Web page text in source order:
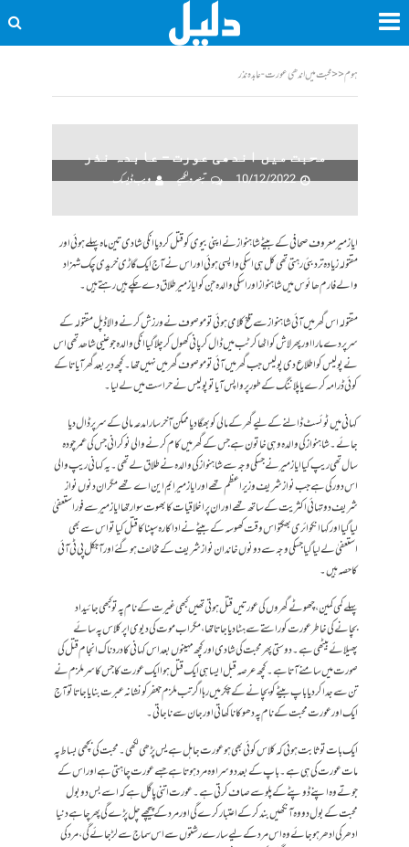
ہوم<<محبت میں اندھی عورت - عابدہ نذر
محبت میں اندھی عورت – عابدہ نذر
10/12/2022
تبصرہ لکھیے ویب ڈیسک
ایاز میر معروف صحافی کے بیٹے شاہنواز نے اپنی بیوی کو قتل کر دیاانکی شادی تین ماہ پہلے ہوئی اور
مقتولہ زیادہ تر دبئی رہتی تھی کل ہی اسکی واپسی ہوئی اور اس نے آج ایک گاڑی خریدی چک شہزاد
والے فارم ھائوس میں شاہنواز اور اسکی والدہ جن کو ایاز میر طلاق دے چکے ہیں رہتے ہیں۔
مقتولہ اس گھر میں آئی شاہنواز سے تلخ کلامی ہوئی تو موصوف نے ورزش کرنے والا ڈپل مقتولہ کے
سر پر دے مارا اور پھر لاش کو اٹھا کر ٹب میں ڈال کر پانی کھول کر چلا گیا انکی والدہ جو عنیی شاھد تھی اس
نے پولیس کو اطلاع دی پولیس جب گھر میں آئی تو موصوف گھر میں نہیں تھا۔کچھ دیر بعد گھر آیا تاکے
کوئی ڈرامہ کرے یا پلاننگ کے طور پر واپس آیا تو پولیس نے حراست میں لے لیا۔
کہانی میں ٹوئسٹ ڈالنے کے لیے گھر کے مالی کو بھگا دیا ممکن آخر سارا مدعہ مالی کے سر پر ڈال دیا
جائے۔شاہنواز کی والدہ وہی خاتون ہے جس کے گھر میں کام کرنے والی نوکرانی جس کی عمر چودہ
سال تھی ریپ کیا ایاز میر نے جسکی وجہ سے شاہنواز کی والدہ نے طلاق لے تھی۔ یہ کہانی ریپ والی
اس دور کی ہے جب نواز شریف وزیر اعظم تھے اور ایاز میر ایم این اے تھے مگر ان دنوں نواز
شریف دو تہائی اکثریت کے ساتھ تھے اور ان پر اخلاقیات کا بھوت سوار تھا ایاز میر سے فور استعفیٰ
لیا گیا اور کہا انکوائری بھگتو اس وقت کھوسہ کے بیٹے نے اداکارہ سپنا کا قتل کیا تو اس سے بھی
استعفیٰ لے لیا گیا جسکی وجہ سے دونوں خاندان نوازشریف کے مخالف ہو گئے اور آجکل پی ٹی آئی
کا حصہ ہیں۔
پہلے کمی کمین، چھوٹے گھروں کی عورتیں قتل ہوتی تھیں کبھی غیرت کے نام پہ تو کبھی جائیداد
بچانے کی خاطر عورت کو راستے سے ہٹا دیا جاتا تھا،مگر اب موت کی دیوی اپر کلاس پہ سائے
پھیلائے بیٹھی ہے۔ دوستی پھر محبت کی شادی اور کچھ مہینوں بعد اس کہانی کا درد ناک انجام قتل کی
صورت میں سامنے آتا ہے۔کچھ عرصہ قبل ایسا ہی ایک قتل ہوا ایک عورت کا جس کا سر ملزم نے
تن سے جدا کر دیا باپ بیٹے کو بچانے کے چکر میں رہا اگر تب ملزم جعفر کو نشانہ عبرت بنایا جاتا تو آج
ایک اور عورت محبت کے نام پہ دھوکا نا کھاتی اور جان سے نا جاتی۔
ایک بات تو ثابت ہوئی کہ کلاس کوئی بھی ہو عورت جاہل ہے یس پڑھی لکھی۔ محبت کی بچھی بساط پہ
مات عورت کی ہی ہے۔ باپ کے بعد دوسرا وہ مرد ہوتا ہے جسے عورت چاہتی ہے اور اس کے
جوتے وہ اپنے ڈوپٹے کے پلو سے صاف کرتی ہے۔ عورت اتنی پاگل ہے کہ اسے بس دو بول
محبت کے بول دو وہ آنکھیں بند کر کے اعتبار کرے گی اور مرد کے پیچھے چل پڑ ے گی پھر چاہے دنیا
ادھر کی ادھر ہو جائے وہ اس مرد کے لیے سارے رشتوں سے اس سماج سے لڑ جائے گی، مرد کی